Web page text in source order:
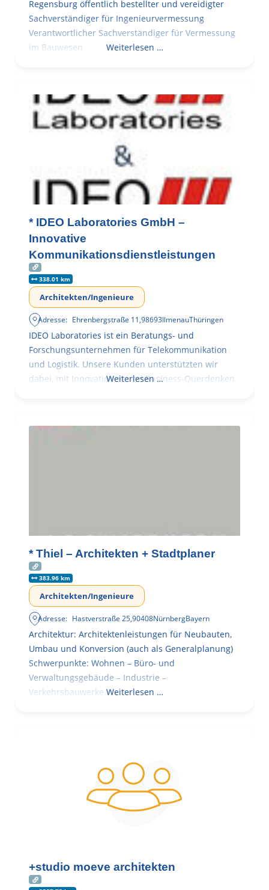
Regensburg öffentlich bestellter und vereidigter
Sachverständiger für Ingenieurvermessung
Verantwortlicher Sachverständiger für Vermessung
im Bauwesen
Weiterlesen …
* IDEO Laboratories GmbH –
Innovative
Kommunikationsdienstleistungen
338.01 km
Architekten/Ingenieure
Adresse: Ehrenbergstraße 11,98693IlmenauThüringen
IDEO Laboratories ist ein Beratungs- und
Forschungsunternehmen für Telekommunikation
und Logistik. Unsere Kunden unterstützten wir
dabei, mit Innovationen und Business-Querdenken
Weiterlesen …
* Thiel – Architekten + Stadtplaner
383.96 km
Architekten/Ingenieure
Adresse: Hastverstraße 25,90408NürnbergBayern
Architektur: Architektenleistungen für Neubauten,
Umbau und Konversion (auch als Generalplanung)
Schwerpunkte: Wohnen – Büro- und
Verwaltungsgebäude – Industrie –
Verkehrsbauwerke. Weiterlesen …
+studio moeve architekten